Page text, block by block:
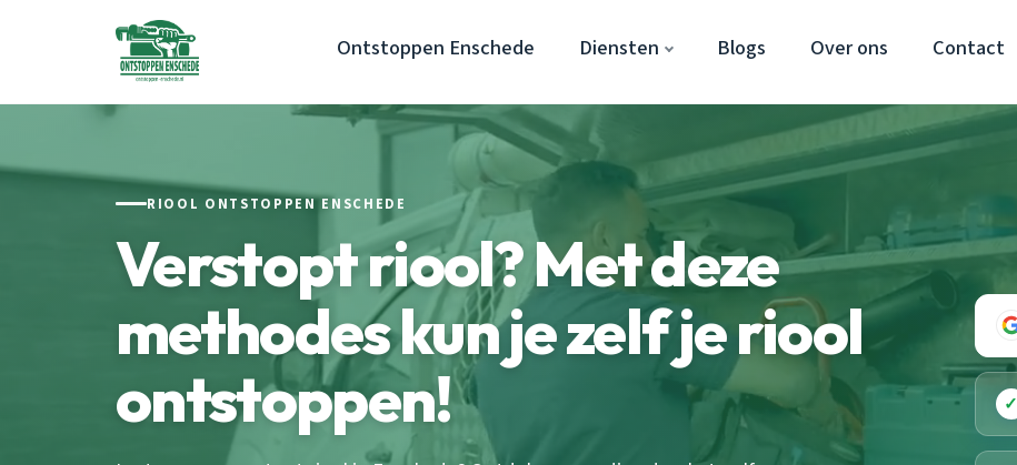
Ontstoppen Enschede Diensten Blogs Over ons Contact
RIOOL ONTSTOPPEN ENSCHEDE
Verstopt riool? Met deze
methodes kun je zelf je riool
ontstoppen!
✓